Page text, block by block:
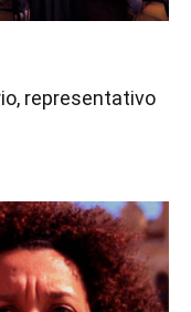
representativo